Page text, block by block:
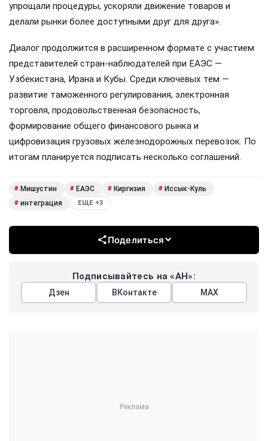
упрощали процедуры, ускоряли движение товаров и
делали рынки более доступными друг для друга».
Диалог продолжится в расширенном формате с участием
представителей стран-наблюдателей при ЕАЭС —
Узбекистана, Ирана и Кубы. Среди ключевых тем —
развитие таможенного регулирования, электронная
торговля, продовольственная безопасность,
формирование общего финансового рынка и
цифровизация грузовых железнодорожных перевозок. По
итогам планируется подписать несколько соглашений.
# Мишустин # ЕАЭС # Киргизия # Иссык-Куль
# интеграция ЕЩЕ +3
Поделиться
Подписывайтесь на «АН»:
Дзен ВКонтакте МАХ